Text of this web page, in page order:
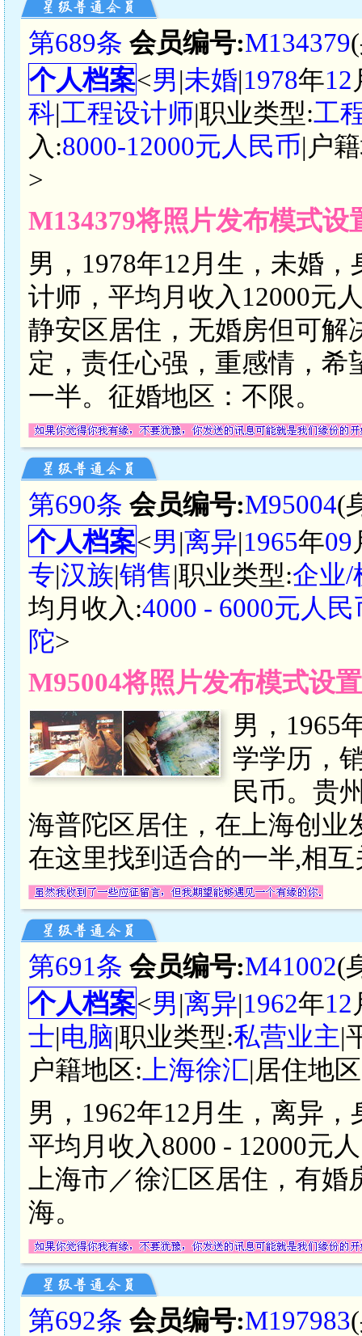
第689条 会员编号:M134379
个人档案<男|未婚|1978年12
科|工程设计师|职业类型:工
入:8000-12000元人民币|户
>
M134379将照片发布模式
男，1978年12月生，未婚
计师，平均月收入12000元
静安区居住，无婚房但可解
定，责任心强，重感情，
一半。征婚地区：不限。
第690条 会员编号:M95004(
个人档案<男|离异|1965年09
专|汉族|销售|职业类型:企业/
均月收入:4000 - 6000元人民
陀>
M95004将照片发布模式设
男，1965
学学历，
民币。贵
海普陀区居住，在上海创业
在这里找到适合的一半,相
第691条 会员编号:M41002(
个人档案<男|离异|1962年12
士|电脑|职业类型:私营业主|
户籍地区: 上海徐汇|居住地
男，1962年12月生，离异
平均月收入8000 - 12000元
上海市／徐汇区居住，有
海。
第692条 会员编号:M197983